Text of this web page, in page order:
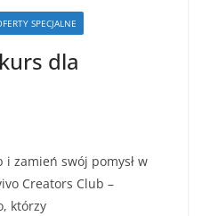
SPECJALNE
dla
i zamień swój pomysł w
Creators Club –
którzy